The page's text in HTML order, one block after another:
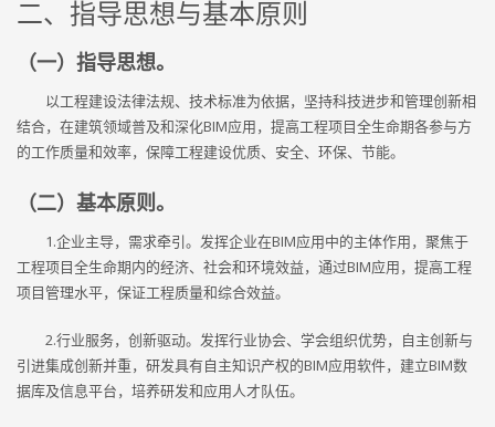
二、指导思想与基本原则
（一）指导思想。
以工程建设法律法规、技术标准为依据，坚持科技进步和管理创新相
结合，在建筑领域普及和深化BIM应用，提高工程项目全生命期各参与方
的工作质量和效率，保障工程建设优质、安全、环保、节能。
（二）基本原则。
1.企业主导，需求牵引。发挥企业在BIM应用中的主体作用，聚焦于
工程项目全生命期内的经济、社会和环境效益，通过BIM应用，提高工程
项目管理水平，保证工程质量和综合效益。
2.行业服务，创新驱动。发挥行业协会、学会组织优势，自主创新与
引进集成创新并重，研发具有自主知识产权的BIM应用软件，建立BIM数
据库及信息平台，培养研发和应用人才队伍。